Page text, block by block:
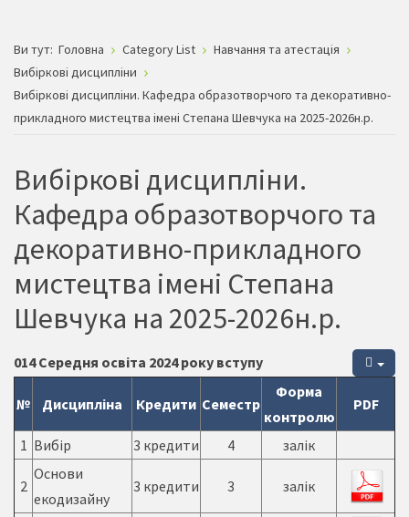
Ви тут: Головна Category List
Навчання та атестація
Вибіркові дисципліни
Вибіркові дисципліни. Кафедра образотворчого та декоративно-
прикладного мистецтва імені Степана Шевчука на 2025-2026н.р.
Вибіркові дисципліни.
Кафедра образотворчого та
декоративно-прикладного
мистецтва імені Степана
Шевчука на 2025-2026н.р.
014 Середня освіта 2024 року вступу
№ Дисципліна Кредити Семестр
Форма
контролю
PDF
1 Вибір 3 кредити 4 залік
2
Основи
екодизайну
3 кредити 3 залік